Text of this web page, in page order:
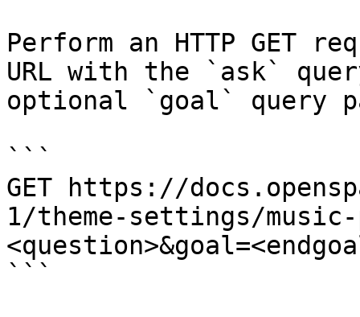
Perform an HTTP GET
URL with the `ask`
optional `goal` query
```
GET https://
1/theme-settings/
```